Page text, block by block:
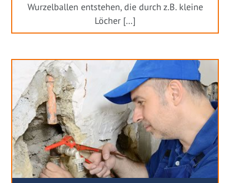
Wurzelballen entstehen, die durch z.B. kleine
Löcher […]